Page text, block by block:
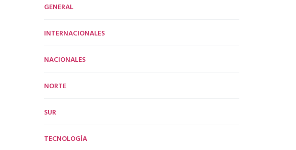
GENERAL
INTERNACIONALES
NACIONALES
NORTE
SUR
TECNOLOGÍA